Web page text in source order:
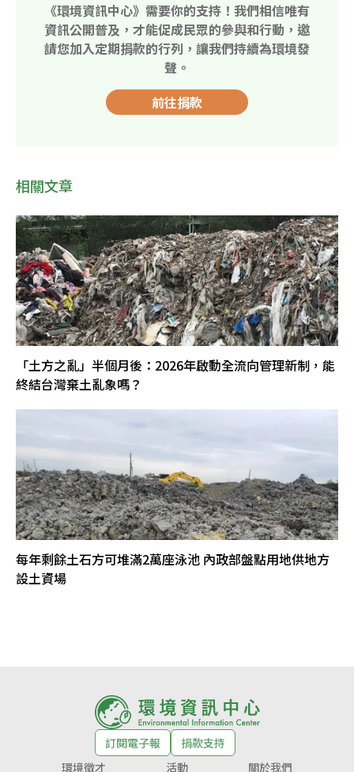
《環境資訊中心》需要你的支持！我們相信唯有
資訊公開普及，才能促成民眾的參與和行動，邀
請您加入定期捐款的行列，讓我們持續為環境發
聲。
前往捐款
相關文章
「土方之亂」半個月後：2026年啟動全流向管理新制，能
終結台灣棄土亂象嗎？
每年剩餘土石方可堆滿2萬座泳池 內政部盤點用地供地方
設土資場
訂閱電子報
捐款支持
環境徵才
活動 關於我們